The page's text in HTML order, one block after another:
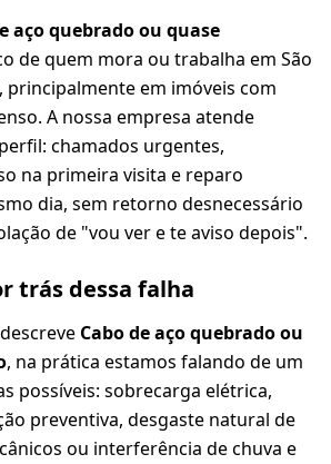
aço quebrado ou quase
de quem mora ou trabalha em São
principalmente em imóveis com
A nossa empresa atende
chamados urgentes,
na primeira visita e reparo
dia, sem retorno desnecessário
de "vou ver e te aviso depois".
trás dessa falha
Cabo de aço quebrado ou
, na prática estamos falando de um
possíveis: sobrecarga elétrica,
preventiva, desgaste natural de
ou interferência de chuva e